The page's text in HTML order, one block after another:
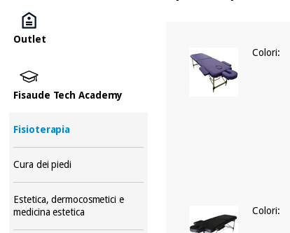
Outlet
Fisaude Tech Academy
Fisioterapia
Cura dei piedi
Estetica, dermocosmetici e
medicina estetica
Colori:
Colori: